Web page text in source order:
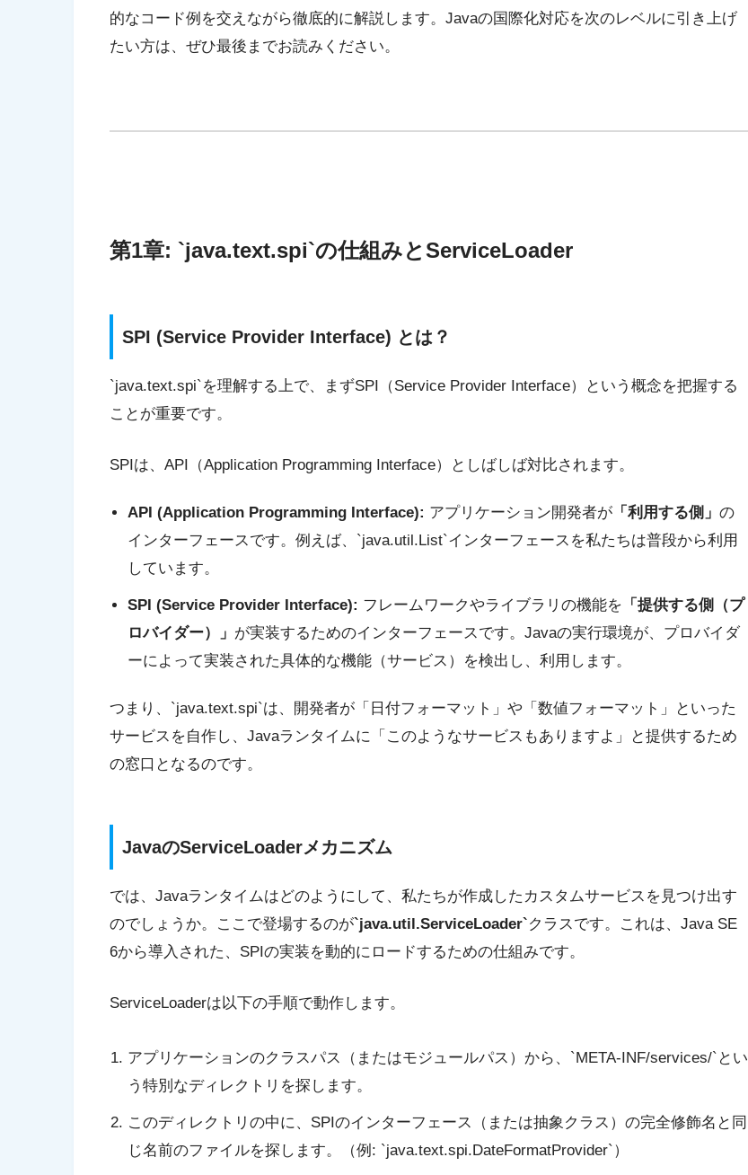
的なコード例を交えながら徹底的に解説します。Javaの国際化対応を次のレベルに引き上げ
たい方は、ぜひ最後までお読みください。
第1章: `java.text.spi`の仕組みとServiceLoader
SPI (Service Provider Interface) とは？
`java.text.spi`を理解する上で、まずSPI（Service Provider Interface）という概念を把握する
ことが重要です。
SPIは、API（Application Programming Interface）としばしば対比されます。
API (Application Programming Interface): アプリケーション開発者が 「利用する側」 の
インターフェースです。例えば、`java.util.List`インターフェースを私たちは普段から利用
しています。
SPI (Service Provider Interface): フレームワークやライブラリの機能を 「提供する側（プ
ロバイダー）」 が実装するためのインターフェースです。Javaの実行環境が、プロバイダ
ーによって実装された具体的な機能（サービス）を検出し、利用します。
つまり、`java.text.spi`は、開発者が「日付フォーマット」や「数値フォーマット」といった
サービスを自作し、Javaランタイムに「このようなサービスもありますよ」と提供するため
の窓口となるのです。
JavaのServiceLoaderメカニズム
では、Javaランタイムはどのようにして、私たちが作成したカスタムサービスを見つけ出す
のでしょうか。ここで登場するのが`java.util.ServiceLoader`クラスです。これは、Java SE
6から導入された、SPIの実装を動的にロードするための仕組みです。
ServiceLoaderは以下の手順で動作します。
アプリケーションのクラスパス（またはモジュールパス）から、`META-INF/services/`とい
う特別なディレクトリを探します。
このディレクトリの中に、SPIのインターフェース（または抽象クラス）の完全修飾名と同
じ名前のファイルを探します。（例: `java.text.spi.DateFormatProvider`）